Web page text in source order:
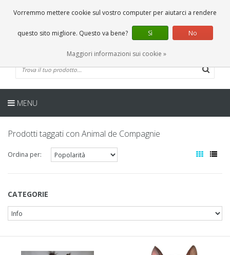
0 Articoli
IT
MENU
Prodotti taggati con Animal de Compagnie
Ordina per:
CATEGORIE
Vorremmo mettere cookie sul vostro computer per aiutarci a rendere
questo sito migliore. Questo va bene? Sì No
Maggiori informazioni sui cookie »